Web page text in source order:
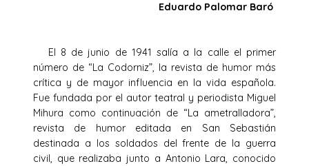
Eduardo Palomar Baró
El 8 de junio de 1941 salía a la calle el primer
número de “La Codorniz”, la revista de humor más
crítica y de mayor influencia en la vida española.
Fue fundada por el autor teatral y periodista Miguel
Mihura como continuación de “La ametralladora”,
revista de humor editada en San Sebastián
destinada a los soldados del frente de la guerra
civil, que realizaba junto a Antonio Lara, conocido